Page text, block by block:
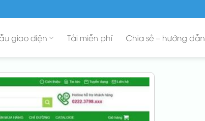
giao diện Tải miễn phí Chia sẻ – hướng dẫn